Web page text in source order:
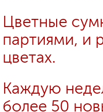
Цветные
партиями, и
цветах.
Каждую
более 50